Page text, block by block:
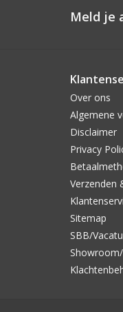
Meld je
Over ons
Algemene
Disclaimer
Privacy
Verzenden
Sitemap
SBB/